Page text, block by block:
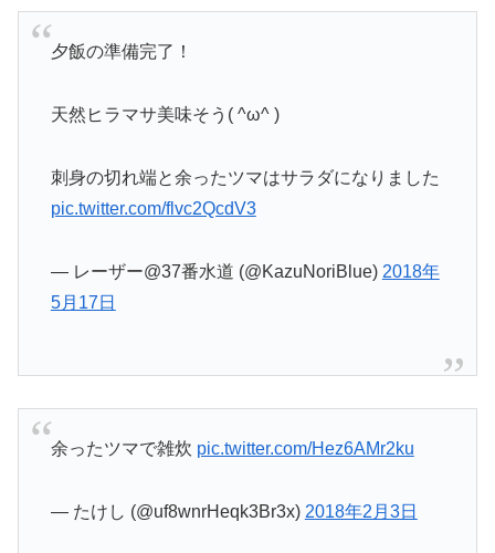
夕飯の準備完了！
天然ヒラマサ美味そう( ^ω^ )
刺身の切れ端と余ったツマはサラダになりました
pic.twitter.com/flvc2QcdV3
— レーザー@37番水道 (@KazuNoriBlue) 2018年
5月17日
余ったツマで雑炊 pic.twitter.com/Hez6AMr2ku
— たけし (@uf8wnrHeqk3Br3x) 2018年2月3日